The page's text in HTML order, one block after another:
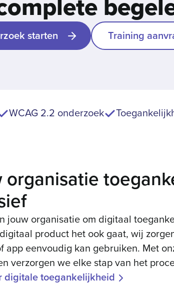
starten Training
WCAG 2.2 onderzoek
organisatie
jouw organisatie om digitaal
product het ook gaat, wij
app eenvoudig kan gebruiken. Met
verzorgen we elke stap van het
digitale toegankelijkheid